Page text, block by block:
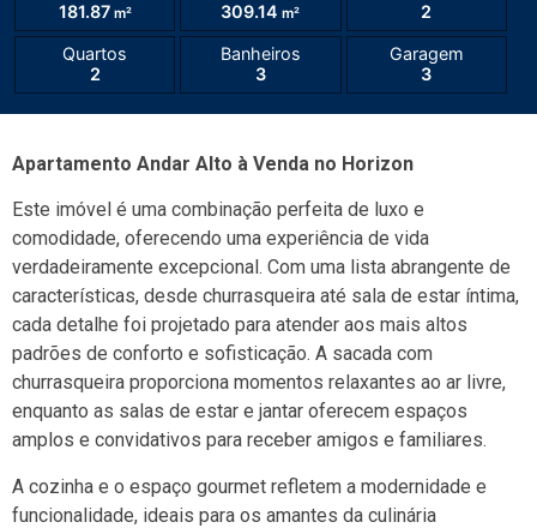
181.87m²
309.14 m²
2
Quartos
2
Banheiros
3
Garagem
3
Apartamento Andar Alto à Venda no Horizon
Este imóvel é uma combinação perfeita de luxo e
comodidade, oferecendo uma experiência de vida
verdadeiramente excepcional. Com uma lista abrangente de
características, desde churrasqueira até sala de estar íntima,
cada detalhe foi projetado para atender aos mais altos
padrões de conforto e sofisticação. A sacada com
churrasqueira proporciona momentos relaxantes ao ar livre,
enquanto as salas de estar e jantar oferecem espaços
amplos e convidativos para receber amigos e familiares.
A cozinha e o espaço gourmet refletem a modernidade e
funcionalidade, ideais para os amantes da culinária